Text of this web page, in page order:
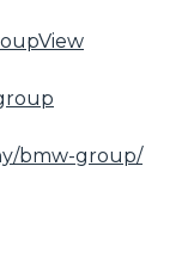
bmw-group/